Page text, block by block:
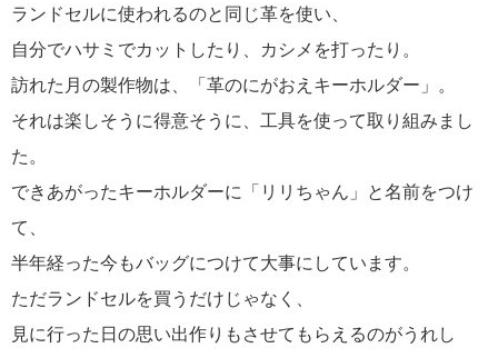
ランドセルに使われるのと同じ革を使い、
自分でハサミでカットしたり、カシメを打ったり。
訪れた月の製作物は、「革のにがおえキーホルダー」。
それは楽しそうに得意そうに、工具を使って取り組みまし
た。
できあがったキーホルダーに「リリちゃん」と名前をつけ
て、
半年経った今もバッグにつけて大事にしています。
ただランドセルを買うだけじゃなく、
見に行った日の思い出作りもさせてもらえるのがうれし